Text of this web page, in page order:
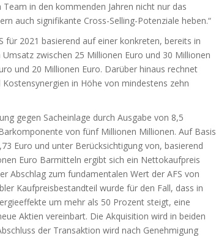
in den kommenden Jahren nicht nur das
auch signifikante Cross-Selling-Potenziale heben.“
für 2021 basierend auf einer konkreten, bereits in
zwischen 25 Millionen Euro und 30 Millionen
und 20 Millionen Euro. Darüber hinaus rechnet
in Höhe von mindestens zehn
gegen Sacheinlage durch Ausgabe von 8,5
von fünf Millionen Millionen. Auf Basis
Euro und unter Berücksichtigung von, basierend
Euro Barmitteln ergibt sich ein Nettokaufpreis
Abschlag zum fundamentalen Wert der AFS von
Kaufpreisbestandteil wurde für den Fall, dass in
um mehr als 50 Prozent steigt, eine
Aktien vereinbart. Die Akquisition wird in beiden
der Transaktion wird nach Genehmigung